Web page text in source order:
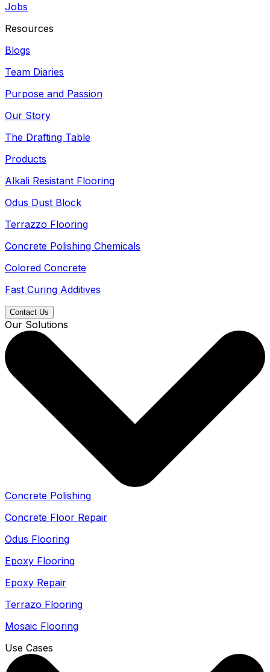
Jobs
Resources
Blogs
Team Diaries
Purpose and Passion
Our Story
The Drafting Table
Products
Alkali Resistant Flooring
Odus Dust Block
Terrazzo Flooring
Concrete Polishing Chemicals
Colored Concrete
Fast Curing Additives
Contact Us
Our Solutions
Concrete Polishing
Concrete Floor Repair
Odus Flooring
Epoxy Flooring
Epoxy Repair
Terrazo Flooring
Mosaic Flooring
Use Cases